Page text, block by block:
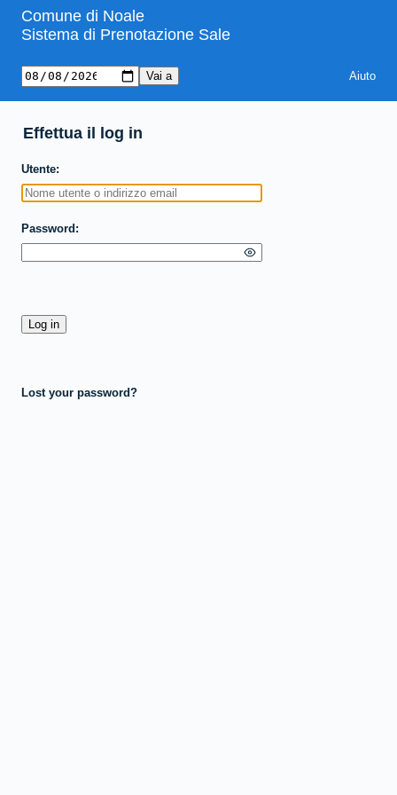
Comune di Noale
Sistema di Prenotazione Sale
Aiuto
Effettua il log in
Utente
Password
Lost your password?